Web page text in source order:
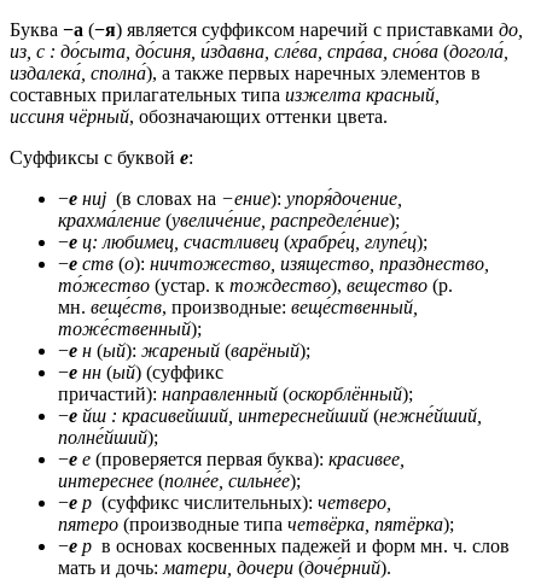
Буква −а (−я) является суффиксом наречий с приставками до,
из, с : до́сыта, до́синя, и́здавна, сле́ва, спра́ва, сно́ва (догола́,
издалека́, сполна́), а также первых наречных элементов в
составных прилагательных типа изжелта красный,
иссиня чёрный, обозначающих оттенки цвета.
Суффиксы с буквой е:
−е ниj (в словах на −ение): упоря́дочение,
крахма́ление (увеличе́ние, распределе́ние);
−е ц: любимец, счастливец (храбре́ц, глупе́ц);
−е ств (о): ничтожество, изящество, празднество,
то́жество (устар. к тождество), вещество (р.
мн. веще́ств, производные: веще́ственный,
тоже́ственный);
−е н (ый): жареный (варёный);
−е нн (ый) (суффикс
причастий): направленный (оскорблённый);
−е йш : красивейший, интереснейший (нежне́йший,
полне́йший);
−е е (проверяется первая буква): красивее,
интереснее (полне́е, сильне́е);
−е р (суффикс числительных): четверо,
пятеро (производные типа четвёрка, пятёрка);
−е р в основах косвенных падежей и форм мн. ч. слов
мать и дочь: матери, дочери (доче́рний).